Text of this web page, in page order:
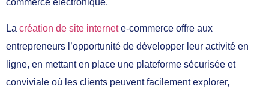
La création de site internete-commerce offre aux
entrepreneurs l’opportunité de développer leur activité en
ligne, en mettant en place une plateforme sécurisée et
conviviale où les clients peuvent facilement explorer,